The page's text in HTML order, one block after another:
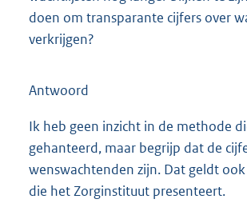
doen om transparante cijfers over
verkrijgen?
Antwoord
Ik heb geen inzicht in de methode
gehanteerd, maar begrijp dat de
wenswachtenden zijn. Dat geldt
die het Zorginstituut presenteert.